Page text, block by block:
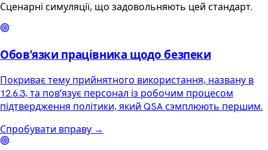
Сценарні симуляції, що задовольняють цей стандарт.
Обовʼязки працівника щодо безпеки
Покриває тему прийнятного використання, названу в
12.6.3, та повʼязує персонал із робочим процесом
підтвердження політики, який QSA сэмплюють першим.
Спробувати вправу →